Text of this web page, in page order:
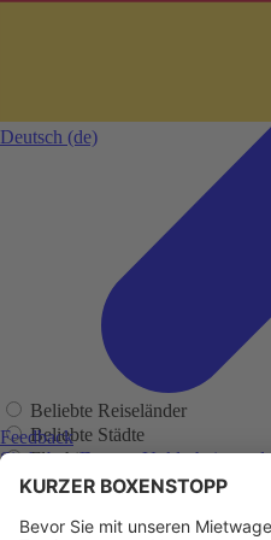
Deutsch (de)
Feedback
Sie haben Fragen, Unklarheiten
zurückliegenden Buchung?
Beliebte Reiseländer
Beliebte Städte
Flughäfen
Regionen
Adelaide Flughafen